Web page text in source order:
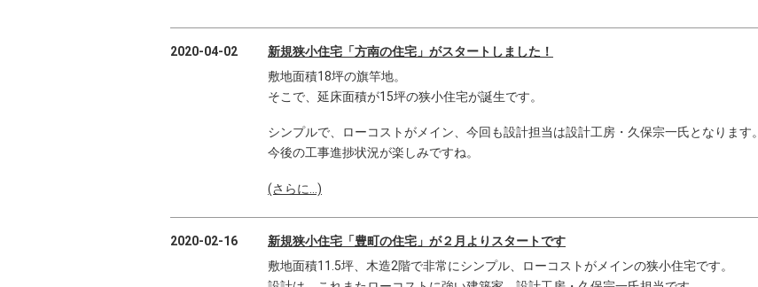
2020-04-02
新規狭小住宅「方南の住宅」がスタートしました！
敷地面積18坪の旗竿地。
そこで、延床面積が15坪の狭小住宅が誕生です。
シンプルで、ローコストがメイン、今回も設計担当は設計工房・久保宗一氏となります。
今後の工事進捗状況が楽しみですね。
(さらに…)
2020-02-16
新規狭小住宅「豊町の住宅」が２月よりスタートです
敷地面積11.5坪、木造2階で非常にシンプル、ローコストがメインの狭小住宅です。